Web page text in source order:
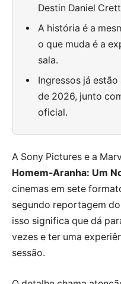
Destin Daniel
A história é a
o que muda é a
sala.
Ingressos já estão
de 2026, junto
oficial.
A Sony Pictures e a
Homem-Aranha: Um
cinemas em sete
segundo reportagem
isso significa que dá
vezes e ter uma
sessão.